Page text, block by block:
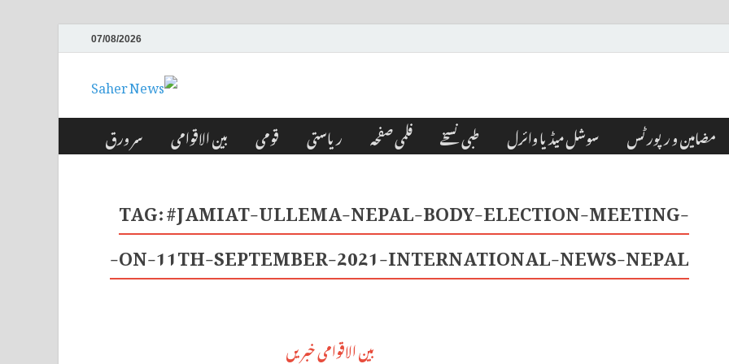
07/08/2026
Saher News
سر ورق بین الاقوامی قومی ریاستی فلمی صفحہ طبی نسخے سوشل میڈیا وائرل مضامین و رپورٹس
TAG:#JAMIAT-ULLEMA-NEPAL-BODY-ELECTION-MEETING-
ON-11TH-SEPTEMBER-2021-INTERNATIONAL-NEWS-NEPAL-
بین الاقوامی خبریں